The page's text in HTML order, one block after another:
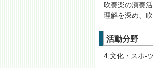
吹奏楽の演奏
理解を深め、
活動分野
4,文化・スポ-